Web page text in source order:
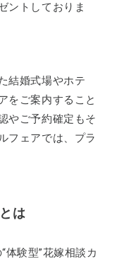
ントしておりま
結婚式場やホテ
をご案内すること
やご予約確定もそ
フェアでは、プラ
は
体験型”花嫁相談カ